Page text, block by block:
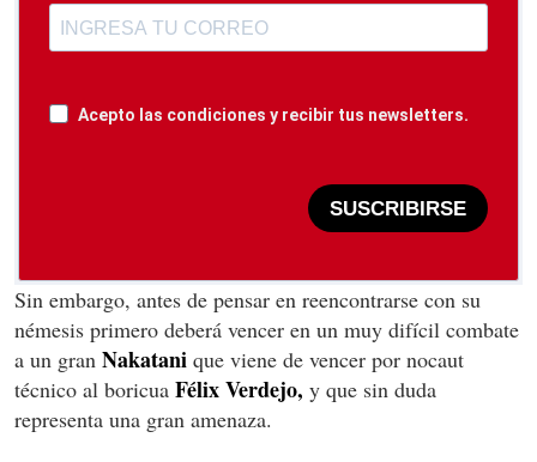
Acepto las condiciones y recibir tus newsletters.
SUSCRIBIRSE
Sin embargo, antes de pensar en reencontrarse con su
némesis primero deberá vencer en un muy difícil combate
a un gran Nakatani que viene de vencer por nocaut
técnico al boricua FélixVerdejo, y que sin duda
representa una gran amenaza.